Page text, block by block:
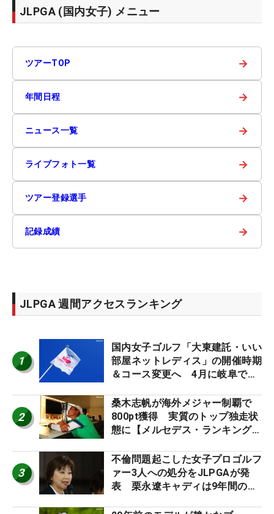
JLPGA (国内女子) メニュー
ツアーTOP →
年間日程 →
ニュース一覧 →
ライブフォト一覧 →
ツアー登録選手 →
記録成績 →
JLPGA 週間アクセスランキング
1
国内女子ゴルフ「大東建託・いい
部屋ネットレディス」の開催時期
＆コース変更へ 4月に岐阜で開
2
桑木志帆が海外メジャー制覇で
800pt獲得 実質のトップ独走状
態に【メルセデス・ランキング番
3
不倫問題起こした女子プロゴルフ
ァー3人への処分をJLPGAが発
表 栗永遼キャディは9年間の立